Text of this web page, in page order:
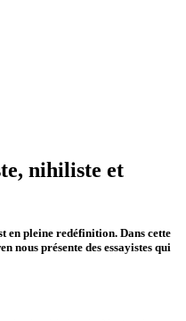
nihiliste et
en pleine redéfinition. Dans cette
nous présente des essayistes qui